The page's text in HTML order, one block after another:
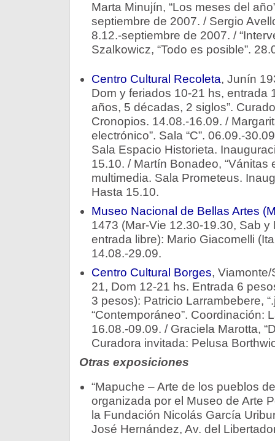
Marta Minujín, “Los meses del
septiembre de 2007. / Sergio
8.12.-septiembre de 2007. /
Szalkowicz, “Todo es posible”.
Centro Cultural Recoleta, Junín
Dom y feriados 10-21 hs, entrada
años, 5 décadas, 2 siglos”.
Cronopios. 14.08.-16.09. /
electrónico”. Sala “C”. 06.09.-
Sala Espacio Historieta.
15.10. / Martín Bonadeo, “Vánitas
multimedia. Sala Prometeus.
Hasta 15.10.
Museo Nacional de Bellas Artes
1473 (Mar-Vie 12.30-19.30, Sab y
entrada libre): Mario Giacomelli
14.08.-29.09.
Centro Cultural Borges,
21, Dom 12-21 hs. Entrada 6
3 pesos): Patricio Larrambebere,
“Contemporáneo”. Coordinación:
16.08.-09.09. / Graciela Marotta,
Curadora invitada: Pelusa
Otras exposiciones
“Mapuche – Arte de los pueblos
organizada por el Museo de Arte
la Fundación Nicolás García
José Hernández, Av. del